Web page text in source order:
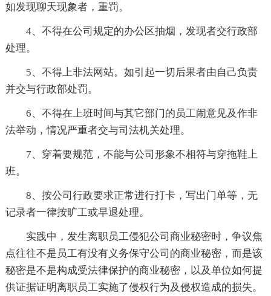
如发现聊天现象者，重罚。
4、不得在公司规定的办公区抽烟，发现者交行政部
处理。
5、不得上非法网站。如引起一切后果者由自己负责
并交与行政部处罚。
6、不得在上班时间与其它部门的员工闹意见及作非
法举动，情况严重者交与司法机关处理。
7、穿着要规范，不能与公司形象不相符与穿拖鞋上
班。
8、按公司行政要求正常进行打卡，写出门单等，无
记录者一律按旷工或早退处理。
实践中，发生离职员工侵犯公司商业秘密时，争议焦
点往往不是员工有没有义务保守公司的商业秘密，而是该
秘密是不是构成受法律保护的商业秘密，以及单位如何提
供证据证明离职员工实施了侵权行为及侵权造成的损失。